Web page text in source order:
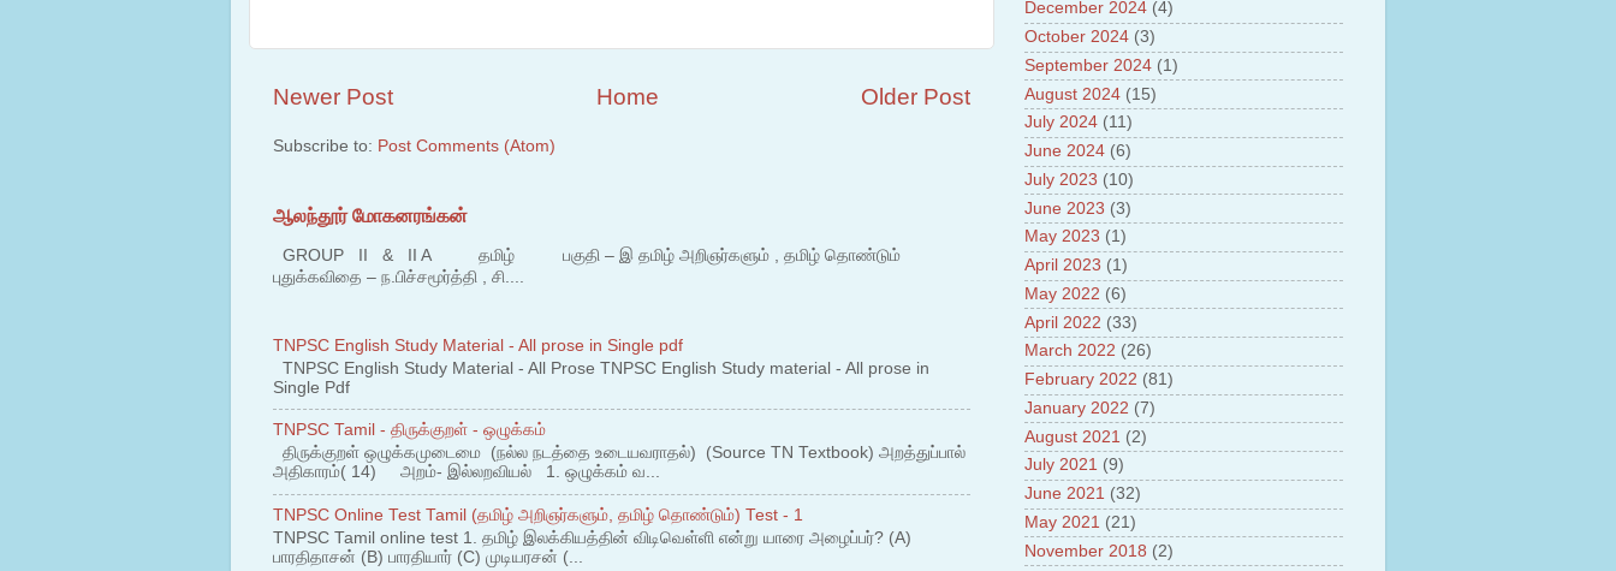
Newer Post Older Post
Home
Subscribe to: Post Comments (Atom)
ஆலந்தூர் மோகனரங்கன்
GROUP II & II A தமிழ் பகுதி – இ தமிழ் அறிஞர்களும் , தமிழ் தொண்டும்
புதுக்கவிதை – ந.பிச்சமூர்த்தி , சி....
TNPSC English Study Material - All prose in Single pdf
TNPSC English Study Material - All Prose TNPSC English Study material - All prose in
Single Pdf
TNPSC Tamil - திருக்குறள் - ஒழுக்கம்
திருக்குறள் ஒழுக்கமுடைமை (நல்ல நடத்தை உடையவராதல்) (Source TN Textbook) அறத்துப்பால்
அதிகாரம்( 14) அறம்- இல்லறவியல் 1. ஒழுக்கம் வ...
TNPSC Online Test Tamil (தமிழ் அறிஞர்களும், தமிழ் தொண்டும்) Test - 1
TNPSC Tamil online test 1. தமிழ் இலக்கியத்தின் விடிவெள்ளி என்று யாரை அழைப்பர்? (A)
பாரதிதாசன் (B) பாரதியார் (C) முடியரசன் (...
Pradesh
8.Highlights of National Health
Policy
9.Cheyyur ultra mega power project
10.About Tamil Nadu and UDAY
Scheme
11.About Tamil Nadu Neutrino
project at Theni
12.About GRAPES 3 Cosmic ray
laboratory
13.About Bharat stage III and BS IV
Vehicles
14.Facts about GSAT-9 Satellite
15.About Bottom Trawling and its
impacts
December 2024 (4)
October 2024 (3)
September 2024 (1)
August 2024 (15)
July 2024 (11)
June 2024 (6)
July 2023 (10)
June 2023 (3)
May 2023 (1)
April 2023 (1)
May 2022 (6)
April 2022 (33)
March 2022 (26)
February 2022 (81)
January 2022 (7)
August 2021 (2)
July 2021 (9)
June 2021 (32)
May 2021 (21)
November 2018 (2)